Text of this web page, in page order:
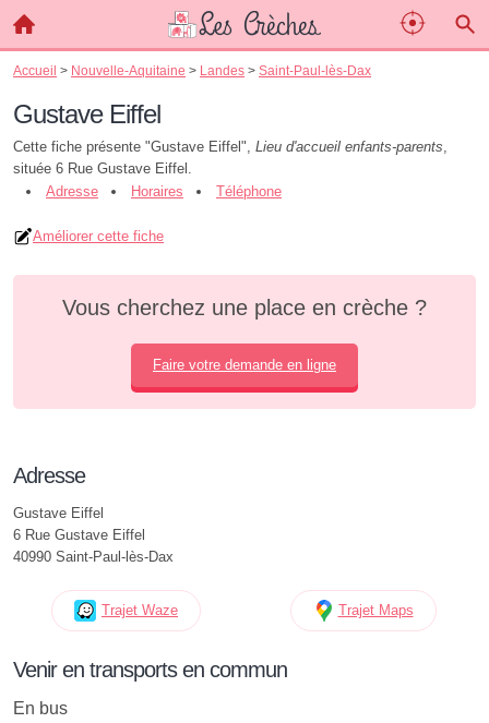
Accueil > Nouvelle-Aquitaine > Landes > Saint-Paul-lès-Dax
Gustave Eiffel
Cette fiche présente "Gustave Eiffel", Lieu d'accueil enfants-parents,
située 6 Rue Gustave Eiffel.
Adresse
Horaires Téléphone
Améliorer cette fiche
Vous cherchez une place en crèche ?
Faire votre demande en ligne
Adresse
Gustave Eiffel
6 Rue Gustave Eiffel
40990 Saint-Paul-lès-Dax
Trajet Waze Trajet Maps
Venir en transports en commun
En bus